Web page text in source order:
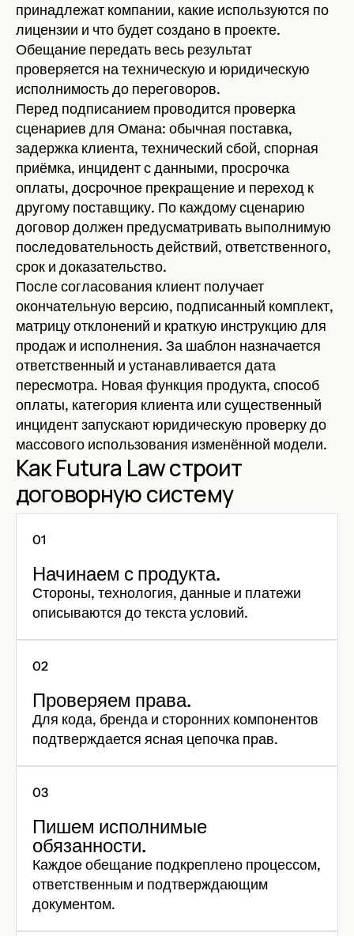
принадлежат компании, какие используются по
лицензии и что будет создано в проекте.
Обещание передать весь результат
проверяется на техническую и юридическую
исполнимость до переговоров.
Перед подписанием проводится проверка
сценариев для Омана: обычная поставка,
задержка клиента, технический сбой, спорная
приёмка, инцидент с данными, просрочка
оплаты, досрочное прекращение и переход к
другому поставщику. По каждому сценарию
договор должен предусматривать выполнимую
последовательность действий, ответственного,
срок и доказательство.
После согласования клиент получает
окончательную версию, подписанный комплект,
матрицу отклонений и краткую инструкцию для
продаж и исполнения. За шаблон назначается
ответственный и устанавливается дата
пересмотра. Новая функция продукта, способ
оплаты, категория клиента или существенный
инцидент запускают юридическую проверку до
массового использования изменённой модели.
Как Futura Law строит
договорную систему
Начинаем с продукта.
Стороны, технология, данные и платежи
описываются до текста условий.
Проверяем права.
Для кода, бренда и сторонних компонентов
подтверждается ясная цепочка прав.
Пишем исполнимые
обязанности.
Каждое обещание подкреплено процессом,
ответственным и подтверждающим
документом.